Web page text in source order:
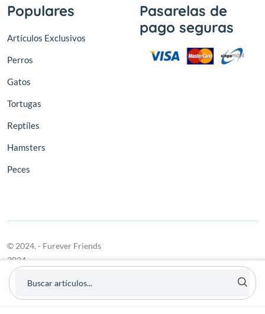
Populares
Artículos Exclusivos
Perros
Gatos
Tortugas
Reptíles
Hamsters
Peces
Pasarelas de
pago seguras
© 2024, - Furever Friends
2024